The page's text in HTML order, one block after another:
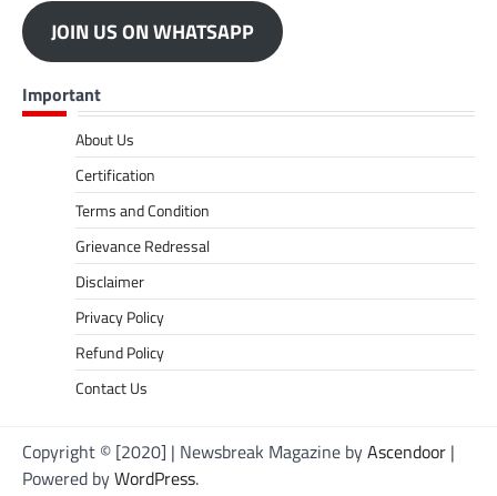
JOIN US ON WHATSAPP
Important
About Us
Certification
Terms and Condition
Grievance Redressal
Disclaimer
Privacy Policy
Refund Policy
Contact Us
Copyright © [2020] | Newsbreak Magazine byAscendoor |
Powered byWordPress.